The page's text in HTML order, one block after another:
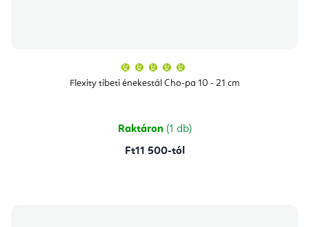
Flexity tibeti énekestál Cho-pa 10 - 21 cm
átlagos
értékelése
csillag.
Raktáron (1 db)
Ft11 500-tól